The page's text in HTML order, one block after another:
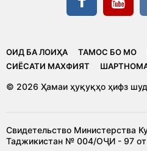
ОИД БА ЛОИҲА ТАМОС БО МО
CИЁСАТИ МАХФИЯТ
© 2026 Ҳамаи ҳуқуқҳо ҳифз
Свидетельство Министерства
Таджикистан № 004/ОҶИ - 97 от